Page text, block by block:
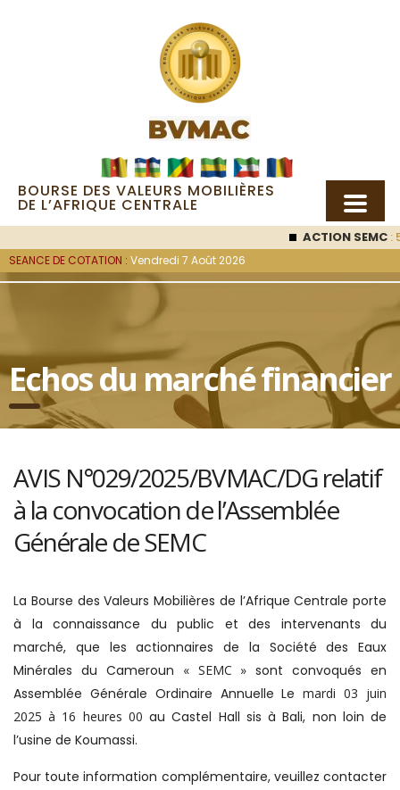
BOURSE DES VALEURS MOBILIÈRES
DE L’AFRIQUE CENTRALE
ACTION SEMC:
SEANCE DE COTATION : Vendredi 7 Août 2026
Echos du marché financier
AVIS N°029/2025/BVMAC/DG relatif
à la convocation de l’Assemblée
Générale de SEMC
La Bourse des Valeurs Mobilières de l’Afrique Centrale porte
à la connaissance du public et des intervenants du
marché, que les actionnaires de la Société des Eaux
Minérales du Cameroun « SEMC » sont convoqués en
Assemblée Générale Ordinaire Annuelle Lemardi 03 juin
2025 à 16 heures 00 au Castel Hall sis à Bali, non loin de
l’usine de Koumassi.
Pour toute information complémentaire, veuillez contacter